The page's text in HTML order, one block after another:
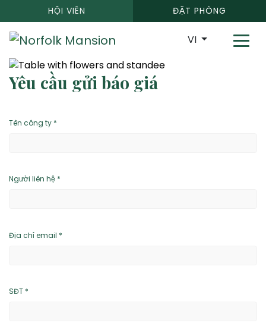
HỘI VIÊN ĐẶT PHÒNG
VI
Yêu cầu gửi báo giá
Tên công ty *
Người liên hệ *
Địa chỉ email *
SĐT *